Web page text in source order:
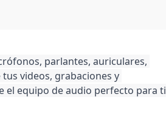
parlantes, auriculares,
videos, grabaciones y
el equipo de audio perfecto para ti